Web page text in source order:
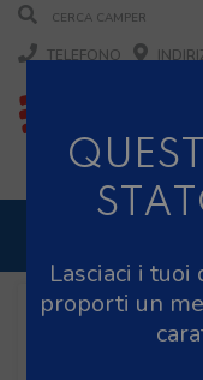
TELEFONO
CHIUSURA
DURANTE IL
Lasciaci i
proporti un